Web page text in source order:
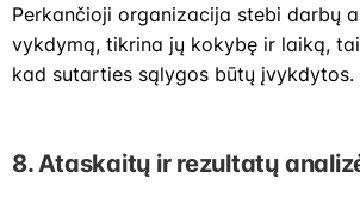
Perkančioji organizacija stebi darbų
vykdymą, tikrina jų kokybę ir laiką,
kad sutarties sąlygos būtų įvykdytos.
8.Ataskaitų ir rezultatų